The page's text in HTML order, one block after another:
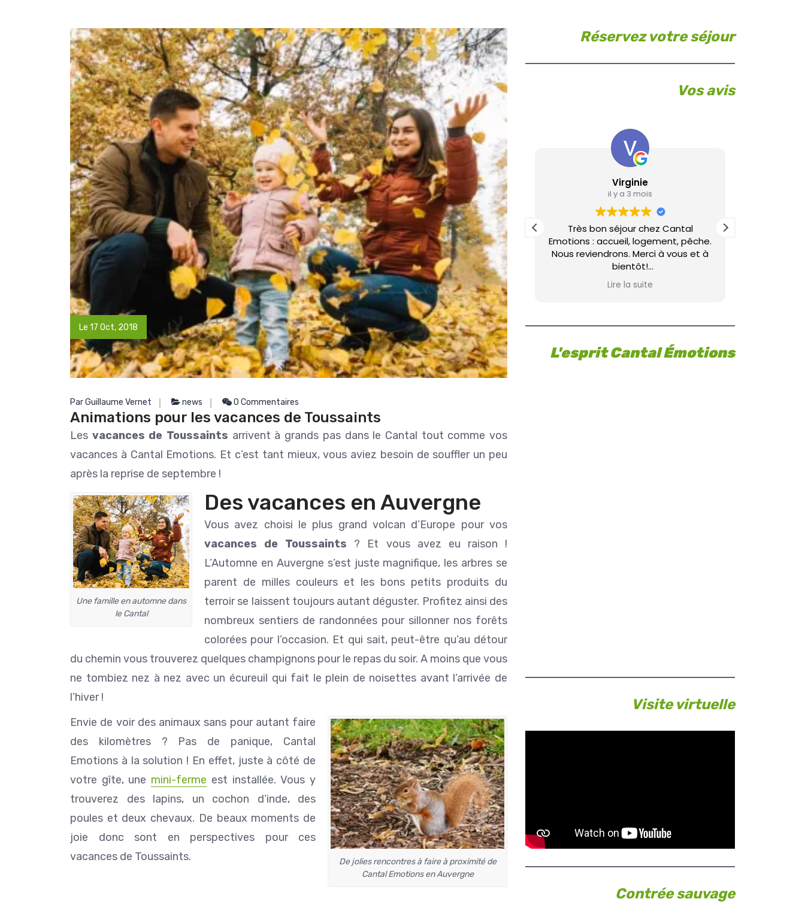
Le 17 Oct, 2018
Par Guillaume Vernet news 0 Commentaires
Animations pour les vacances de Toussaints
Les vacances de Toussaints arrivent à grands pas dans le Cantal tout comme vos
vacances à Cantal Emotions. Et c’est tant mieux, vous aviez besoin de souffler un peu
après la reprise de septembre !
Une famille en automne dans
le Cantal
Des vacances en Auvergne
Vous avez choisi le plus grand volcan d’Europe pour vos
vacances de Toussaints ? Et vous avez eu raison !
L’Automne en Auvergne s’est juste magnifique, les arbres se
parent de milles couleurs et les bons petits produits du
terroir se laissent toujours autant déguster. Profitez ainsi des
nombreux sentiers de randonnées pour sillonner nos forêts
colorées pour l’occasion. Et qui sait, peut-être qu’au détour
du chemin vous trouverez quelques champignons pour le repas du soir. A moins que vous
ne tombiez nez à nez avec un écureuil qui fait le plein de noisettes avant l’arrivée de
l’hiver !
De jolies rencontres à faire à proximité de
Cantal Emotions en Auvergne
Envie de voir des animaux sans pour autant faire
des kilomètres ? Pas de panique, Cantal
Emotions à la solution ! En effet, juste à côté de
votre gîte, une mini-ferme est installée. Vous y
trouverez des lapins, un cochon d’inde, des
poules et deux chevaux. De beaux moments de
joie donc sont en perspectives pour ces
vacances de Toussaints.
Réservez votre séjour
Vos avis
Ghislain Pinaud
il y a 2 mois
Gîte confortable, propre, bien équipé
dans un cadre des plus agréables.
Sarah s'adapte aux demandes des
invités. Généreuse sur les bonnes
adresses, elle est toujours prête à
rendre service.
Guillaume est fait du même moule.
mais il en fait toujours plus pour faire
plaisir. Nous avons passé 4 jours de
rêve. Prêts à revenir à la première
occasion. Merci encore à tous les
trois (il ne faut pas oublier la
Lire la suite
Louise Lavedrine
il y a 2 mois
Que dire de cet endroit qui est juste
magnifique un havre de PAIX pour se
ressourcer et décompresser en
famille.
Gite top face à la rivière , le lac du
Roussillou est juste magique il vous
laisse sans voix devant cette beauté
à vous remplir les yeux Emotions tout
est captivant et vous retiens car
vous ne voulez pas que cela s'arrêter
. Nous venons depuis 5 ans avec
toujours autant de plaisir. Merci
Sarah et Guillaume et leurs enfants
reçoivent . Nous repartons le coeur
serré mais à l'année prochaine rdv
pris :)
Merci Cantal Emotions et Truite Area.
Lire la suite
Virginie
il y a 3 mois
Très bon séjour chez Cantal
Emotions : accueil, logement, pêche.
Nous reviendrons. Merci à vous et à
bientôt!
La famille Cornu
Lire la suite
L'esprit Cantal Émotions
Visite virtuelle
Contrée sauvage